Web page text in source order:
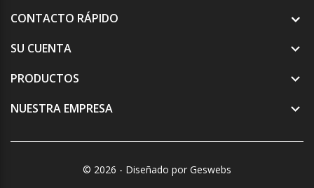
CONTACTO RÁPIDO
SU CUENTA

PRODUCTOS 
NUESTRA EMPRESA 
© 2026 - Diseñado por Geswebs